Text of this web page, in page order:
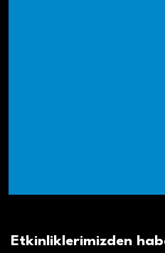
Etkinliklerimizden